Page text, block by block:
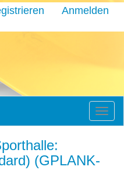
Anmelden
(GPLANK-